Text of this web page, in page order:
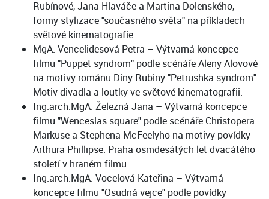
Rubínové, Jana Hlaváče a Martina Dolenského,
formy stylizace "současného světa" na příkladech
světové kinematografie
MgA. Vencelidesová Petra – Výtvarná koncepce
filmu "Puppet syndrom" podle scénáře Aleny Alovové
na motivy románu Diny Rubiny "Petrushka syndrom".
Motiv divadla a loutky ve světové kinematografii.
Ing.arch.MgA. Železná Jana – Výtvarná koncepce
filmu "Wenceslas square" podle scénáře Christopera
Markuse a Stephena McFeelyho na motivy povídky
Arthura Phillipse. Praha osmdesátých let dvacátého
století v hraném filmu.
Ing.arch.MgA. Vocelová Kateřina – Výtvarná
koncepce filmu "Osudná vejce" podle povídky